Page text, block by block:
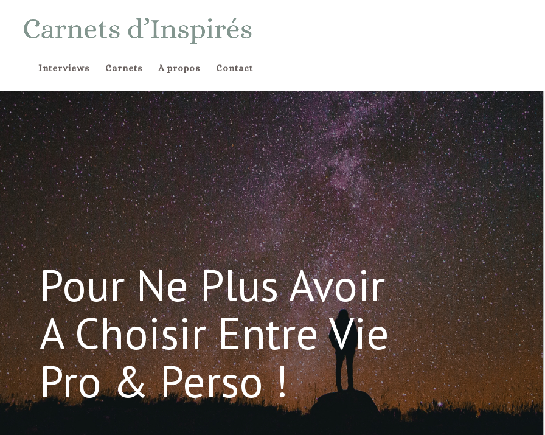
Interviews Carnets A propos Contact
Pour Ne Plus Avoir
A Choisir Entre Vie
Pro & Perso !